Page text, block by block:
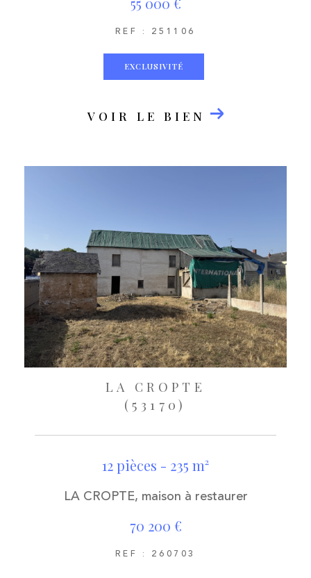
REF : 251106
EXCLUSIVITÉ
VOIR LE BIEN
LA CROPTE
(53170)
12 pièces - 235 m²
LA CROPTE, maison à restaurer
70 200 €
REF : 260703